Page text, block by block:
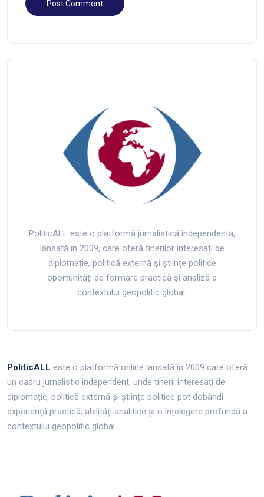
PoliticALL este o platformă jurnalistică independentă,
lansată în 2009, care oferă tinerilor interesați de
diplomație, politică externă și științe politice
oportunități de formare practică și analiză a
contextului geopolitic global.
PoliticALL este o platformă online lansată în 2009 care oferă
un cadru jurnalistic independent, unde tinerii interesați de
diplomație, politică externă și științe politice pot dobândi
experiență practică, abilități analitice și o înțelegere profundă a
contextului geopolitic global.